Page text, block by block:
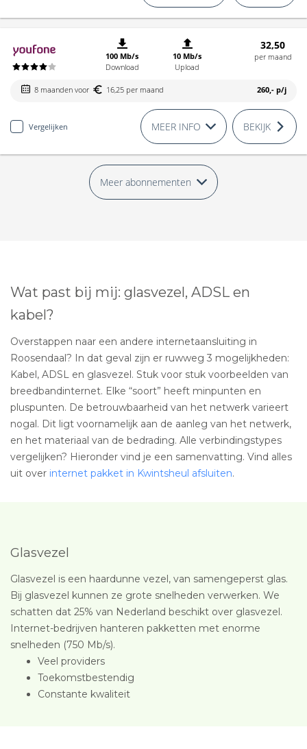
100 Mb/s
Download
10 Mb/s
Upload
32,50
per maand
8 maanden voor 16,25 per maand 260,- p/j
Vergelijken MEER INFO BEKIJK
Meer abonnementen
Wat past bij mij: glasvezel, ADSL en
kabel?
Overstappen naar een andere internetaansluiting in
Roosendaal? In dat geval zijn er ruwweg 3 mogelijkheden:
Kabel, ADSL en glasvezel. Stuk voor stuk voorbeelden van
breedbandinternet. Elke “soort” heeft minpunten en
pluspunten. De betrouwbaarheid van het netwerk varieert
nogal. Dit ligt voornamelijk aan de aanleg van het netwerk,
en het materiaal van de bedrading. Alle verbindingstypes
vergelijken? Hieronder vind je een samenvatting. Vind alles
uit over internet pakket in Kwintsheul afsluiten.
Glasvezel
Glasvezel is een haardunne vezel, van samengeperst glas.
Bij glasvezel kunnen ze grote snelheden verwerken. We
schatten dat 25% van Nederland beschikt over glasvezel.
Internet-bedrijven hanteren pakketten met enorme
snelheden (750 Mb/s).
Veel providers
Toekomstbestendig
Constante kwaliteit